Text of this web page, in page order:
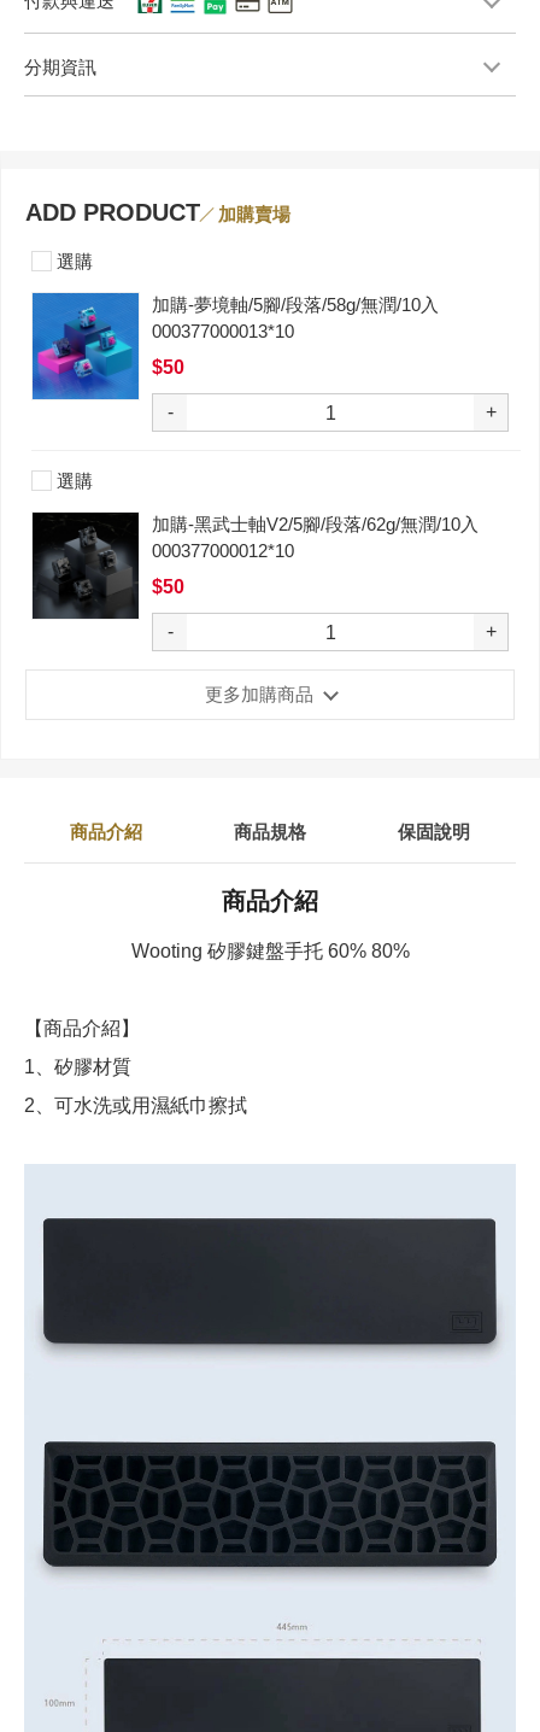
分期資訊
ADD PRODUCT 加購賣場
選購
加購-夢境軸/5腳/段落/58g/無潤/10入
000377000013*10
$50
- +
選購
加購-黑武士軸V2/5腳/段落/62g/無潤/10入
000377000012*10
$50
- +
更多加購商品
商品介紹 商品規格 保固說明
商品介紹
Wooting 矽膠鍵盤手托 60% 80%
【商品介紹】
1、矽膠材質
2、可水洗或用濕紙巾擦拭